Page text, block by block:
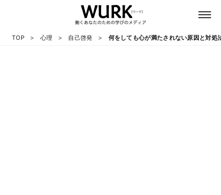
TOP 心理 自己啓発 何をしても心が満たされない原因と対処